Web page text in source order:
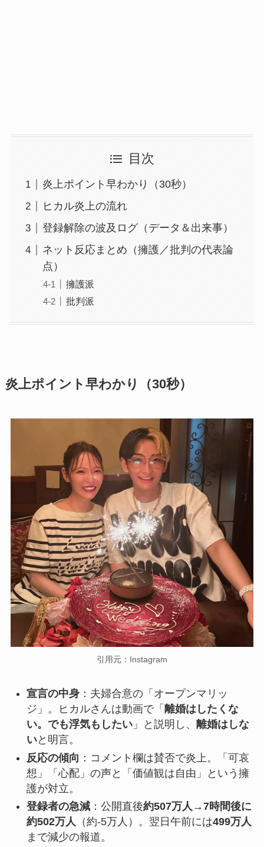
目次
炎上ポイント早わかり（30秒）
ヒカル炎上の流れ
登録解除の波及ログ（データ＆出来事）
ネット反応まとめ（擁護／批判の代表論
点）
擁護派
批判派
炎上ポイント早わかり（30秒）
引用元：Instagram
宣言の中身：夫婦合意の「オープンマリッ
ジ」。ヒカルさんは動画で「 離婚はしたくな
い。でも浮気もしたい」と説明し、 離婚はしな
いと明言。
反応の傾向 ：コメント欄は賛否で炎上。「可哀
想」「心配」の声と「価値観は自由」という擁
護が対立。
登録者の急減：公開直後約507万人→7時間後に
約502万人 （約-5万人）。翌日午前には499万人
まで減少の報道。